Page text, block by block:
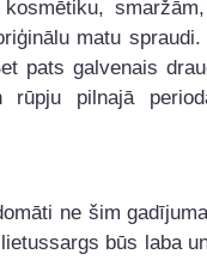
smaržām,
matu
pats galvenais
rūpju pilnajā
ne šim
būs laba